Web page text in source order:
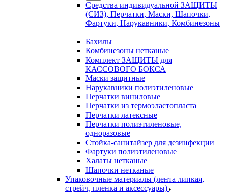
Средства индивидуальной ЗАЩИТЫ
(СИЗ), Перчатки, Маски, Шапочки,
Фартуки, Нарукавники, Комбинезоны
Бахилы
Комбинезоны нетканые
Комплект ЗАЩИТЫ для
КАССОВОГО БОКСА
Маски защитные
Нарукавники полиэтиленовые
Перчатки виниловые
Перчатки из термоэластопласта
Перчатки латексные
Перчатки полиэтиленовые,
одноразовые
Стойка-санитайзер для дезинфекции
Фартуки полиэтиленовые
Халаты нетканые
Шапочки нетканые
Упаковочные материалы (лента липкая,
стрейч, пленка и аксессуары)